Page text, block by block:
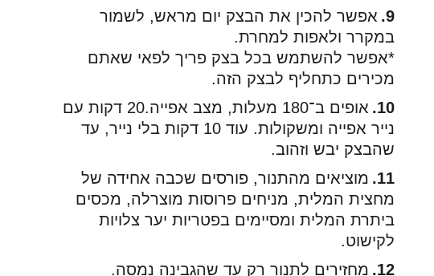
אפשר להכין את הבצק יום מראש, לשמור
במקרר ולאפות למחרת.
*אפשר להשתמש בכל בצק פריך לפאי שאתם
מכירים כתחליף לבצק הזה.
אופים ב־180 מעלות, מצב אפייה.20 דקות עם
נייר אפייה ומשקולות. עוד 10 דקות בלי נייר, עד
שהבצק יבש וזהוב.
מוציאים מהתנור, פורסים שכבה אחידה של
מחצית המלית, מניחים פרוסות מוצרלה, מכסים
ביתרת המלית ומסיימים בפטריות יער צלויות
לקישוט.
מחזירים לתנור רק עד שהגבינה נמסה.